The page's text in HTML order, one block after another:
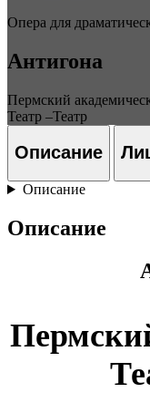
Опера для
Антигона
Пермский
Театр –Театр
Описание
Описание
Описание